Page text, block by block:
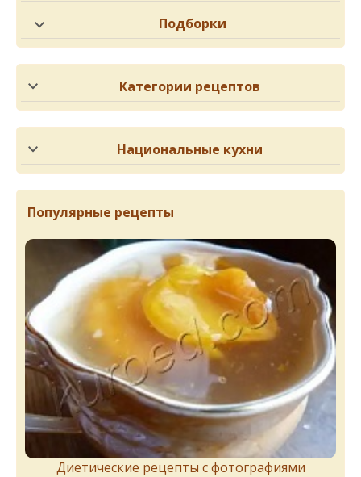
Подборки
Категории рецептов
Национальные кухни
Популярные рецепты
Диетические рецепты с фотографиями